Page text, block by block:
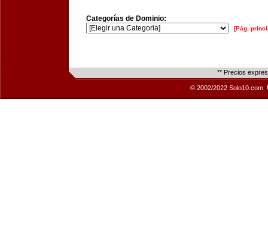
Categorías de Dominio:
[Pág.
** Precios
© 2002/2022 Solo10.com